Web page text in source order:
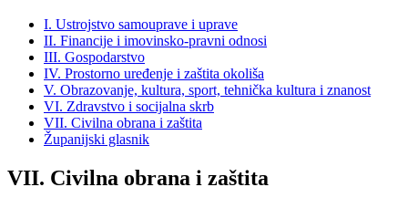
I. Ustrojstvo samouprave i uprave
II. Financije i imovinsko-pravni odnosi
III. Gospodarstvo
IV. Prostorno uređenje i zaštita okoliša
V. Obrazovanje, kultura, sport, tehnička kultura i znanost
VI. Zdravstvo i socijalna skrb
VII. Civilna obrana i zaštita
Županijski glasnik
VII. Civilna obrana i zaštita